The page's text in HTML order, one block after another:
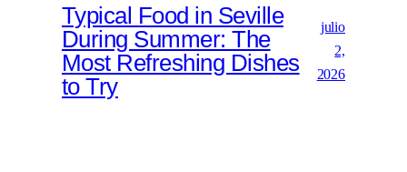
Typical Food in Seville
During Summer: The
Most Refreshing Dishes
to Try
julio
2,
2026